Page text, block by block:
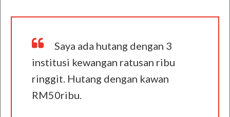
Saya ada hutang dengan 3
institusi kewangan ratusan ribu
ringgit. Hutang dengan kawan
RM50ribu.